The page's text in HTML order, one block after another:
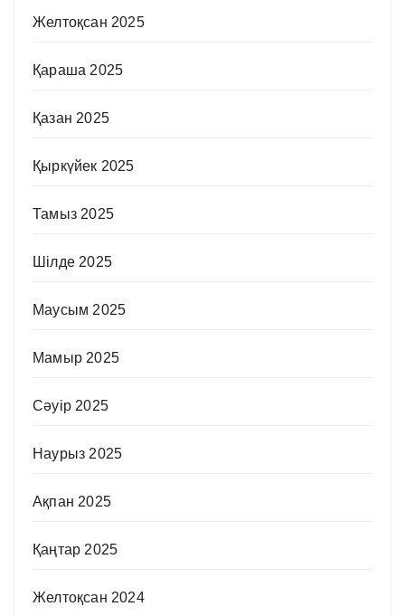
Желтоқсан 2025
Қараша 2025
Қазан 2025
Қыркүйек 2025
Тамыз 2025
Шілде 2025
Маусым 2025
Мамыр 2025
Сәуір 2025
Наурыз 2025
Ақпан 2025
Қаңтар 2025
Желтоқсан 2024